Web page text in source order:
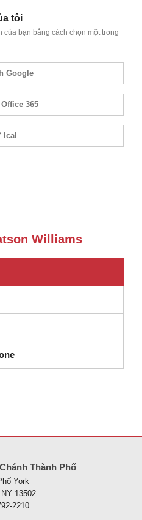
tôi
bạn bằng cách chọn một trong
Google
365
Ical
Williams
Thành Phố
York
13502
2210